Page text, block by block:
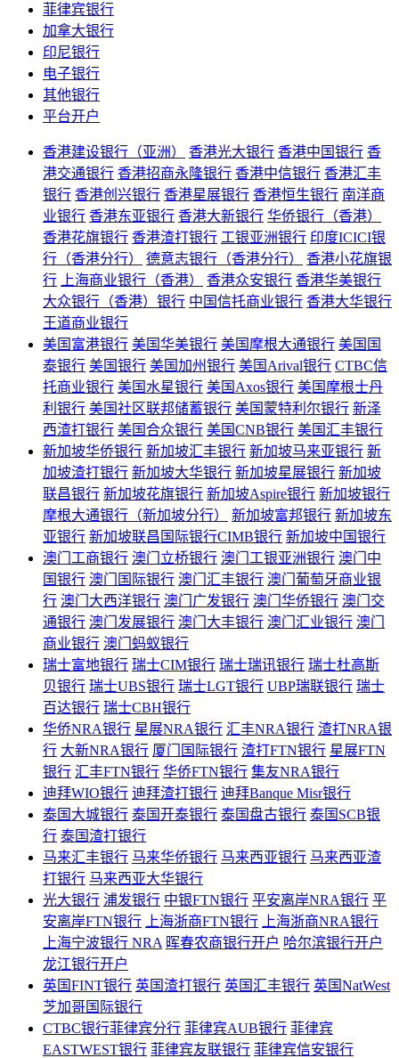
菲律宾银行
加拿大银行
印尼银行
电子银行
其他银行
平台开户
香港建设银行（亚洲） 香港光大银行 香港中国银行 香
港交通银行 香港招商永隆银行 香港中信银行 香港汇丰
银行 香港创兴银行 香港星展银行 香港恒生银行 南洋商
业银行 香港东亚银行 香港大新银行 华侨银行（香港）
香港花旗银行 香港渣打银行 工银亚洲银行 印度ICICI银
行（香港分行）
德意志银行（香港分行）
香港小花旗银
行
上海商业银行（香港） 香港众安银行 香港华美银行
大众银行（香港）银行 中国信托商业银行 香港大华银行
王道商业银行
美国富港银行 美国华美银行 美国摩根大通银行 美国国
泰银行 美国银行 美国加州银行 美国Arival银行 CTBC信
托商业银行 美国水星银行 美国Axos银行 美国摩根士丹
利银行 美国社区联邦储蓄银行 美国蒙特利尔银行 新泽
西渣打银行 美国合众银行 美国CNB银行 美国汇丰银行
新加坡华侨银行 新加坡汇丰银行 新加坡马来亚银行 新
加坡渣打银行 新加坡大华银行 新加坡星展银行 新加坡
联昌银行 新加坡花旗银行 新加坡Aspire银行 新加坡银行
摩根大通银行（新加坡分行）
新加坡富邦银行 新加坡东
亚银行 新加坡联昌国际银行CIMB银行 新加坡中国银行
澳门工商银行 澳门立桥银行 澳门工银亚洲银行 澳门中
国银行 澳门国际银行 澳门汇丰银行 澳门葡萄牙商业银
行 澳门大西洋银行 澳门广发银行 澳门华侨银行 澳门交
通银行 澳门发展银行 澳门大丰银行 澳门汇业银行 澳门
商业银行 澳门蚂蚁银行
瑞士富地银行 瑞士CIM银行 瑞士瑞讯银行 瑞士杜高斯
贝银行 瑞士UBS银行 瑞士LGT银行 UBP瑞联银行 瑞士
百达银行 瑞士CBH银行
华侨NRA银行 星展NRA银行 汇丰NRA银行 渣打NRA银
行 大新NRA银行 厦门国际银行 渣打FTN银行 星展FTN
银行 汇丰FTN银行 华侨FTN银行 集友NRA银行
迪拜WIO银行 迪拜渣打银行 迪拜Banque Misr银行
泰国大城银行 泰国开泰银行 泰国盘古银行 泰国SCB银
行 泰国渣打银行
马来汇丰银行 马来华侨银行 马来西亚银行 马来西亚渣
打银行 马来西亚大华银行
光大银行 浦发银行 中银FTN银行 平安离岸NRA银行 平
安离岸FTN银行
上海浙商FTN银行
上海浙商NRA银行
上海宁波银行 NRA 晖春农商银行开户 哈尔滨银行开户
龙江银行开户
英国FINT银行 英国渣打银行 英国汇丰银行 英国NatWest
芝加哥国际银行
CTBC银行菲律宾分行 菲律宾AUB银行 菲律宾
EASTWEST银行 菲律宾友联银行 菲律宾信安银行